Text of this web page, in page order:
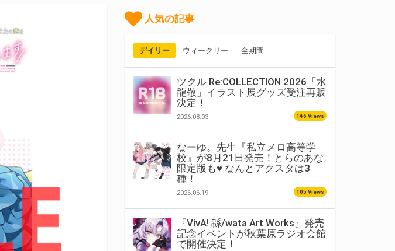
人気の記事
デイリー ウィークリー 全期間
ツクル Re:COLLECTION 2026「水
龍敬」イラスト展グッズ受注再販
決定！
2026.08.03 146 Views
なーゆ。先生『私立メロ高等学
校』が8月21日発売！とらのあな
限定版も♥ なんとアクスタは3
種！
2026.06.19 105 Views
『VivA! 緜/wata Art Works』発売
記念イベントが秋葉原ラジオ会館
で開催決定！